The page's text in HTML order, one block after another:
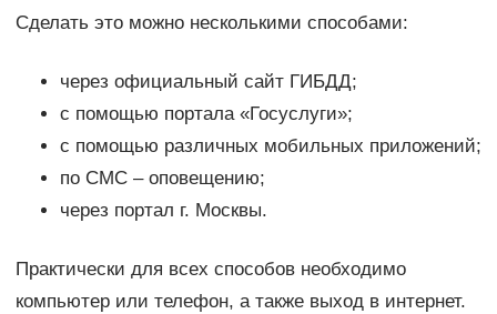
Сделать это можно несколькими способами:
через официальный сайт ГИБДД;
с помощью портала «Госуслуги»;
с помощью различных мобильных приложений;
по СМС – оповещению;
через портал г. Москвы.
Практически для всех способов необходимо
компьютер или телефон, а также выход в интернет.